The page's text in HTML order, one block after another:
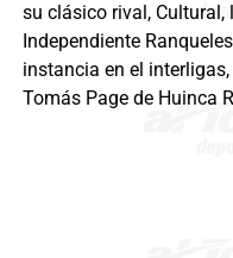
su clásico rival,
Independiente
instancia en el
Tomás Page de Huinca